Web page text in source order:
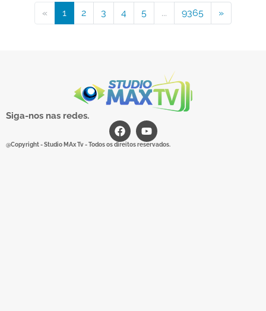
« 1 2 3 4 5 ... 9365 »
Siga-nos nas redes.
@Copyright - Studio MAx Tv - Todos os direitos reservados.